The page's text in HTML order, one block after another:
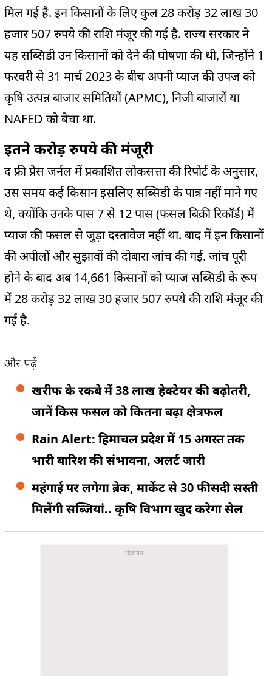
मिल गई है. इन किसानों के लिए कुल 28 करोड़ 32 लाख 30
हजार 507 रुपये की राशि मंजूर की गई है. राज्य सरकार ने
यह सब्सिडी उन किसानों को देने की घोषणा की थी, जिन्होंने 1
फरवरी से 31 मार्च 2023 के बीच अपनी प्याज की उपज को
कृषि उत्पन्न बाजार समितियों (APMC), निजी बाजारों या
NAFED को बेचा था.
इतने करोड़ रुपये की मंजूरी
द फ्री प्रेस जर्नल में प्रकाशित लोकसत्ता की रिपोर्ट के अनुसार,
उस समय कई किसान इसलिए सब्सिडी के पात्र नहीं माने गए
थे, क्योंकि उनके पास 7 से 12 पास (फसल बिक्री रिकॉर्ड) में
प्याज की फसल से जुड़ा दस्तावेज नहीं था. बाद में इन किसानों
की अपीलों और सुझावों की दोबारा जांच की गई. जांच पूरी
होने के बाद अब 14,661 किसानों को प्याज सब्सिडी के रूप
में 28 करोड़ 32 लाख 30 हजार 507 रुपये की राशि मंजूर की
गई है.
और पढ़ें
खरीफ के रकबे में 38 लाख हेक्टेयर की बढ़ोतरी,
जानें किस फसल को कितना बढ़ा क्षेत्रफल
Rain Alert: हिमाचल प्रदेश में 15 अगस्त तक
भारी बारिश की संभावना, अलर्ट जारी
महंगाई पर लगेगा ब्रेक, मार्केट से 30 फीसदी सस्ती
मिलेंगी सब्जियां.. कृषि विभाग खुद करेगा सेल